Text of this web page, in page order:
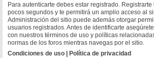
Para autenticarte debes estar registrado.
pocos segundos y te permitirá un amplio acceso al
Administración del sitio puede además otorgar
usuarios registrados. Antes de identificarte
con nuestros términos de uso y políticas
normas de los foros mientras navegas por el sitio.
Condiciones de uso | Política de privacidad